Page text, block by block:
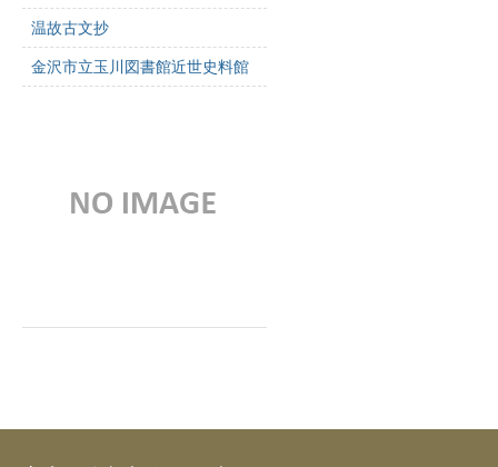
温故古文抄
金沢市立玉川図書館近世史料館